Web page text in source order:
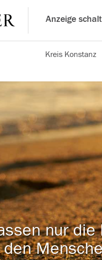
Anzeige
Kreis Konstanz
nur die